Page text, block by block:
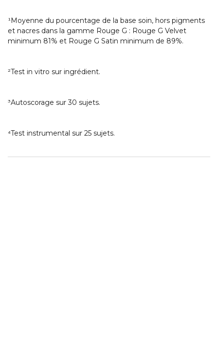
¹Moyenne du pourcentage de la base soin, hors pigments
et nacres dans la gamme Rouge G : Rouge G Velvet
minimum 81% et Rouge G Satin minimum de 89%.
²Test in vitro sur ingrédient.
³Autoscorage sur 30 sujets.
⁴Test instrumental sur 25 sujets.